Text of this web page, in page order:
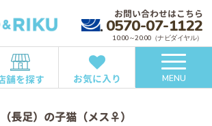
お問い合わせはこちら
0570-07-1122
10:00～20:00（ナビダイヤル）
舗を探す お気に入り MENU
長足）の子猫（メス♀）